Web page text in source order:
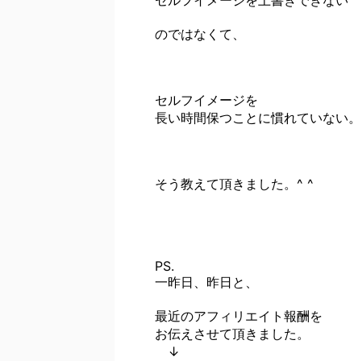
のではなくて、
セルフイメージを
長い時間保つことに慣れていない。
そう教えて頂きました。^ ^
PS.
一昨日、昨日と、
最近のアフィリエイト報酬を
お伝えさせて頂きました。
↓